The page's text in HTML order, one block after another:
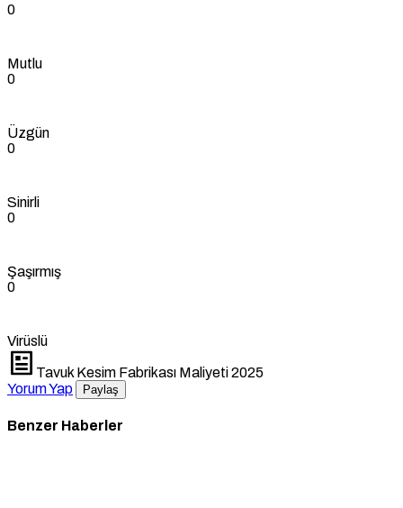
0
Mutlu
0
Üzgün
0
Sinirli
0
Şaşırmış
0
Virüslü
Tavuk Kesim Fabrikası Maliyeti 2025
Yorum Yap
Paylaş
Benzer Haberler